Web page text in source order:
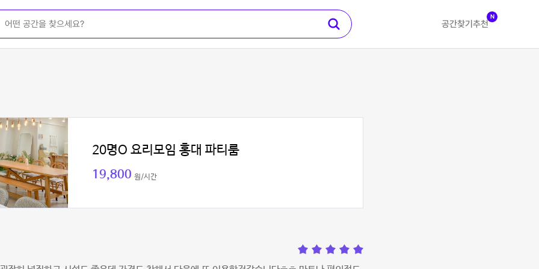
공간찾기 추천
N
20명O 요리모임 홍대 파티룸
19,800 원/시간